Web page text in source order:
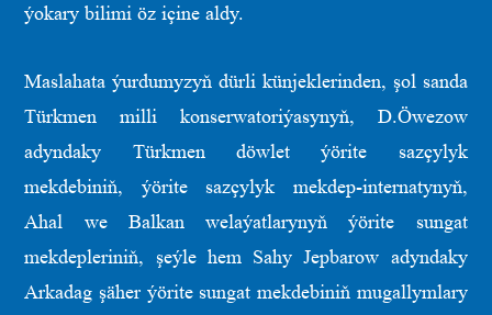
ýokary bilimi öz içine aldy.
Maslahata ýurdumyzyň dürli künjeklerinden, şol sanda
Türkmen milli konserwatoriýasynyň, D.Öwezow
adyndaky Türkmen döwlet ýörite sazçylyk
mekdebiniň, ýörite sazçylyk mekdep-internatynyň,
Ahal we Balkan welaýatlarynyň ýörite sungat
mekdepleriniň, şeýle hem Sahy Jepbarow adyndaky
Arkadag şäher ýörite sungat mekdebiniň mugallymlary